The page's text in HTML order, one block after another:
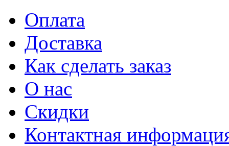
Оплата
Доставка
Как сделать заказ
О нас
Скидки
Контактная